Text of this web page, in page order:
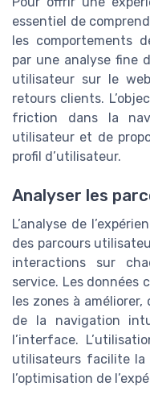
essentiel de
les comportements
par une analyse fine
utilisateur sur le
retours clients.
friction dans la
utilisateur et de
profil d’utilisateur.
Analyser les
L’analyse de
des parcours
interactions sur
service. Les données
les zones à
de la navigation
l’interface.
utilisateurs facilite la
l’optimisation de